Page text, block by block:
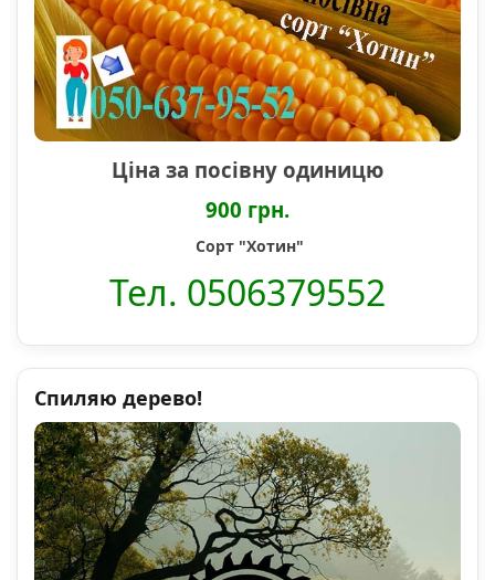
Ціна за посівну одиницю
900 грн.
Сорт "Хотин"
Тел. 0506379552
Спиляю дерево!